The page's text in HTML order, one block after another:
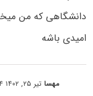
امیدی باشه
مهساتیر ۲۵, ۱۴۰۲ at ۱۰:۱۴ ق٫ظ